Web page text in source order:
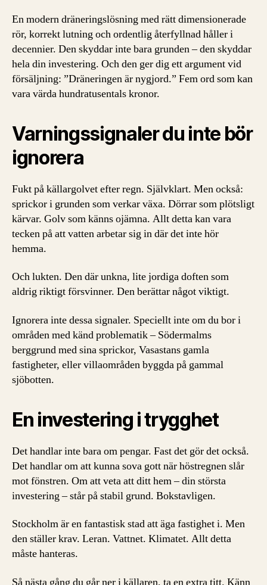
En modern dräneringslösning med rätt dimensionerade
rör, korrekt lutning och ordentlig återfyllnad håller i
decennier. Den skyddar inte bara grunden – den skyddar
hela din investering. Och den ger dig ett argument vid
försäljning: ”Dräneringen är nygjord.” Fem ord som kan
vara värda hundratusentals kronor.
Varningssignaler du inte bör
ignorera
Fukt på källargolvet efter regn. Självklart. Men också:
sprickor i grunden som verkar växa. Dörrar som plötsligt
kärvar. Golv som känns ojämna. Allt detta kan vara
tecken på att vatten arbetar sig in där det inte hör
hemma.
Och lukten. Den där unkna, lite jordiga doften som
aldrig riktigt försvinner. Den berättar något viktigt.
Ignorera inte dessa signaler. Speciellt inte om du bor i
områden med känd problematik – Södermalms
berggrund med sina sprickor, Vasastans gamla
fastigheter, eller villaområden byggda på gammal
sjöbotten.
En investering i trygghet
Det handlar inte bara om pengar. Fast det gör det också.
Det handlar om att kunna sova gott när höstregnen slår
mot fönstren. Om att veta att ditt hem – din största
investering – står på stabil grund. Bokstavligen.
Stockholm är en fantastisk stad att äga fastighet i. Men
den ställer krav. Leran. Vattnet. Klimatet. Allt detta
måste hanteras.